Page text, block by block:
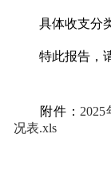
具体收支分类
特此报告，请
附件：
况表.xls